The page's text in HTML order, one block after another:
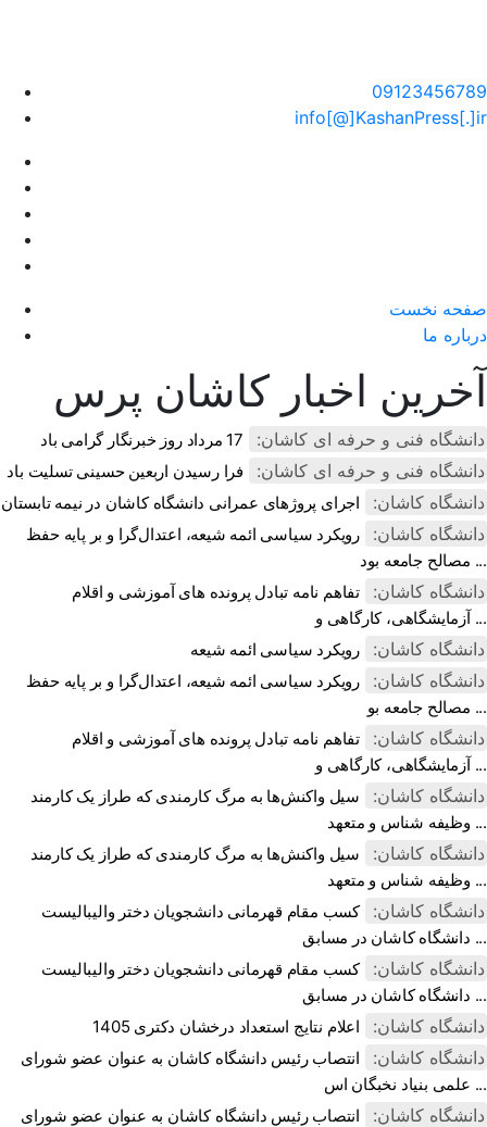
09123456789
info[@]KashanPress[.]ir
صفحه نخست
درباره ما
آخرین اخبار کاشان پرس
دانشگاه فنی و حرفه ای کاشان: 17 مرداد روز خبرنگار گرامی باد
دانشگاه فنی و حرفه ای کاشان: فرا رسیدن اربعین حسینی تسلیت باد
دانشگاه کاشان: اجرای پروژهای عمرانی دانشگاه کاشان در نیمه تابستان
دانشگاه کاشان:
رویکرد سیاسی ائمه شیعه، اعتدال‌گرا و بر پایه حفظ
مصالح جامعه بود ...
دانشگاه کاشان:
تفاهم نامه تبادل پرونده‌ های آموزشی و اقلام
آزمایشگاهی، کارگاهی و ...
دانشگاه کاشان: رویکرد سیاسی ائمه شیعه
دانشگاه کاشان:
رویکرد سیاسی ائمه شیعه، اعتدال‌گرا و بر پایه حفظ
مصالح جامعه بو ...
دانشگاه کاشان:
تفاهم نامه تبادل پرونده‌ های آموزشی و اقلام
آزمایشگاهی، کارگاهی و ...
دانشگاه کاشان:
سیل واکنش‌ها به مرگ کارمندی که طراز یک کارمند
وظیفه شناس و متعهد ...
دانشگاه کاشان:
سیل واکنش‌ها به مرگ کارمندی که طراز یک کارمند
وظیفه شناس و متعهد ...
دانشگاه کاشان:
کسب مقام قهرمانی دانشجویان دختر والیبالیست
دانشگاه کاشان در مسابق ...
دانشگاه کاشان:
کسب مقام قهرمانی دانشجویان دختر والیبالیست
دانشگاه کاشان در مسابق ...
دانشگاه کاشان: اعلام نتایج استعداد درخشان دکتری 1405
دانشگاه کاشان:
انتصاب رئیس دانشگاه کاشان به عنوان عضو شورای
علمی بنیاد نخبگان اس ...
دانشگاه کاشان:
انتصاب رئیس دانشگاه کاشان به عنوان عضو شورای